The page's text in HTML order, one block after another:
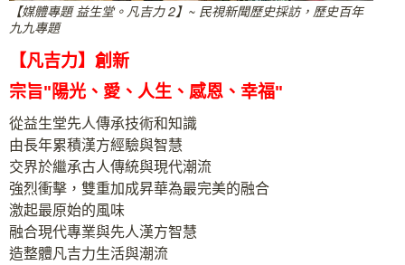
【媒體專題 益生堂。凡吉力 2】~ 民視新聞歷史採訪，歷史百年
九九專題
【凡吉力】創新
宗旨"陽光、愛、人生、感恩、幸福"
從益生堂先人傳承技術和知識
由長年累積漢方經驗與智慧
交界於繼承古人傳統與現代潮流
強烈衝擊，雙重加成昇華為最完美的融合
激起最原始的風味
融合現代專業與先人漢方智慧
造整體凡吉力生活與潮流